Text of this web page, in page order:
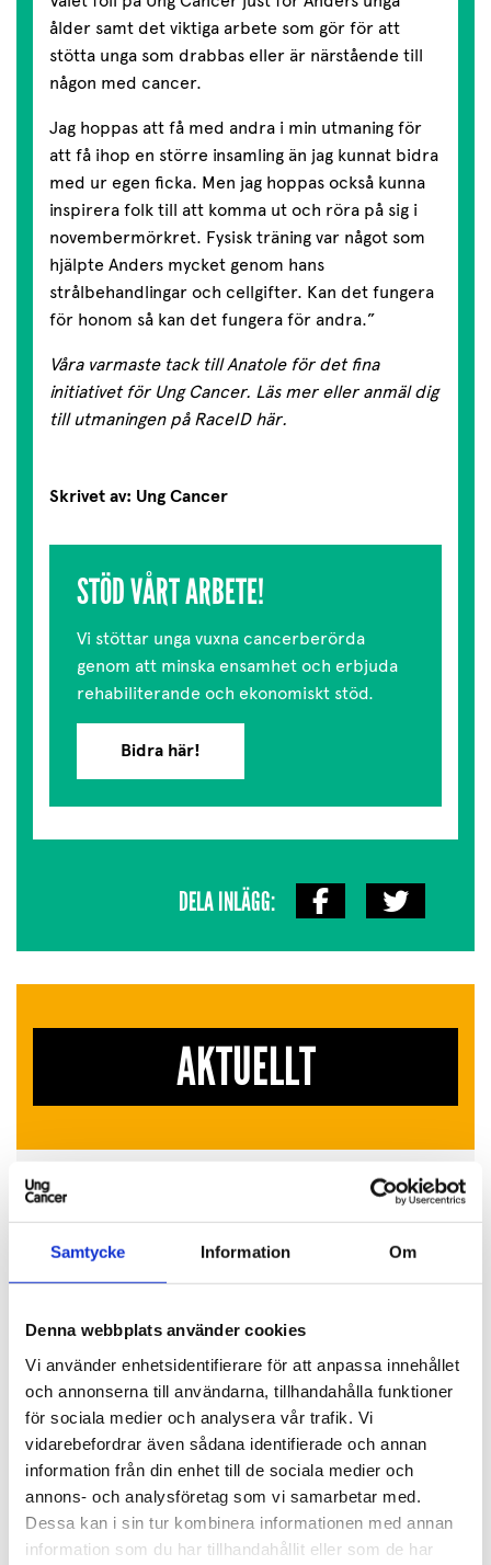
Samtycke Information Om
Denna webbplats använder cookies
Vi använder enhetsidentifierare för att anpassa innehållet
och annonserna till användarna, tillhandahålla funktioner
för sociala medier och analysera vår trafik. Vi
vidarebefordrar även sådana identifierade och annan
information från din enhet till de sociala medier och
annons- och analysföretag som vi samarbetar med.
Dessa kan i sin tur kombinera informationen med annan
information som du har tillhandahållit eller som de har
AKTUELLT
Aktuell kategori
Jag vill bidra (106)
Andra kategorier
Få stöd (53)
Påverkansarbete (55)
Ung Cancer (144)
ålder samt det viktiga arbete som gör för att
stötta unga som drabbas eller är närstående till
någon med cancer.
Jag hoppas att få med andra i min utmaning för
att få ihop en större insamling än jag kunnat bidra
med ur egen ficka. Men jag hoppas också kunna
inspirera folk till att komma ut och röra på sig i
novembermörkret. Fysisk träning var något som
hjälpte Anders mycket genom hans
strålbehandlingar och cellgifter. Kan det fungera
för honom så kan det fungera för andra.”
Våra varmaste tack till Anatole för det fina
initiativet för Ung Cancer. Läs mer eller anmäl dig
till utmaningen på RaceID här.
Skrivet av: Ung Cancer
STÖD VÅRT ARBETE!
Vi stöttar unga vuxna cancerberörda
genom att minska ensamhet och erbjuda
rehabiliterande och ekonomiskt stöd.
Bidra här!
DELA INLÄGG:
LIKNANDE INLÄGG